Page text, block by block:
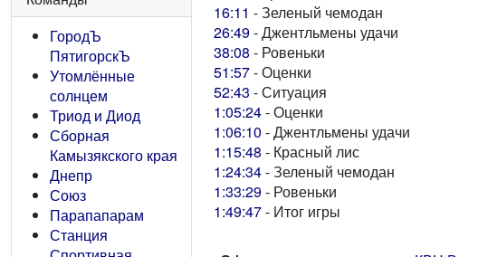
ГородЪ
ПятигорскЪ
Утомлённые
солнцем
Триод и Диод
Сборная
Камызякского края
Днепр
Союз
Парапапарам
Станция
16:11 - Зеленый чемодан
26:49- Джентльмены удачи
38:08 - Ровеньки
51:57- Оценки
52:43 - Ситуация
1:05:24- Оценки
1:06:10 - Джентльмены удачи
1:15:48 - Красный лис
1:24:34- Зеленый чемодан
1:33:29- Ровеньки
1:49:47- Итог игры